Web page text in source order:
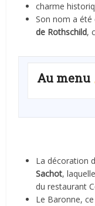
charme
Son nom a été
de Rothschild,
Au menu
La décoration
Sachot,
du restaurant
Le Baronne,